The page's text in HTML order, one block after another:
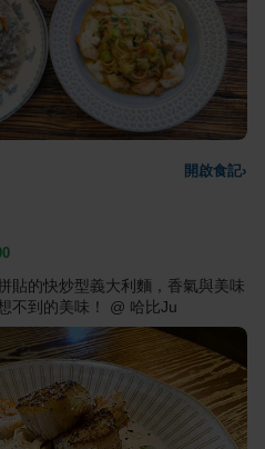
開啟食記›
貼的快炒型義大利麵，香氣與美味
不到的美味！ @ 哈比Ju